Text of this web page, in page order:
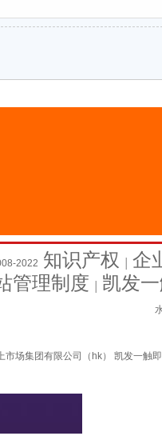
2022 知识产权
企
管理制度
凯发
市场集团有限公司（hk） 凯发一触